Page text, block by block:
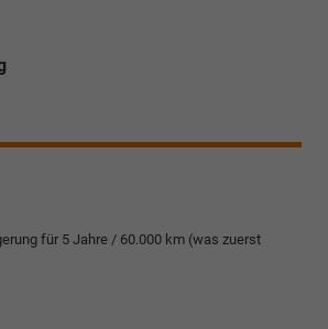
für 5 Jahre / 60.000 km (was zuerst